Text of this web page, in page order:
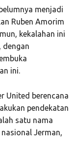
menjadi
Ruben Amorim
kekalahan ini
dengan
ini.
United berencana
pendekatan
satu nama
Jerman,